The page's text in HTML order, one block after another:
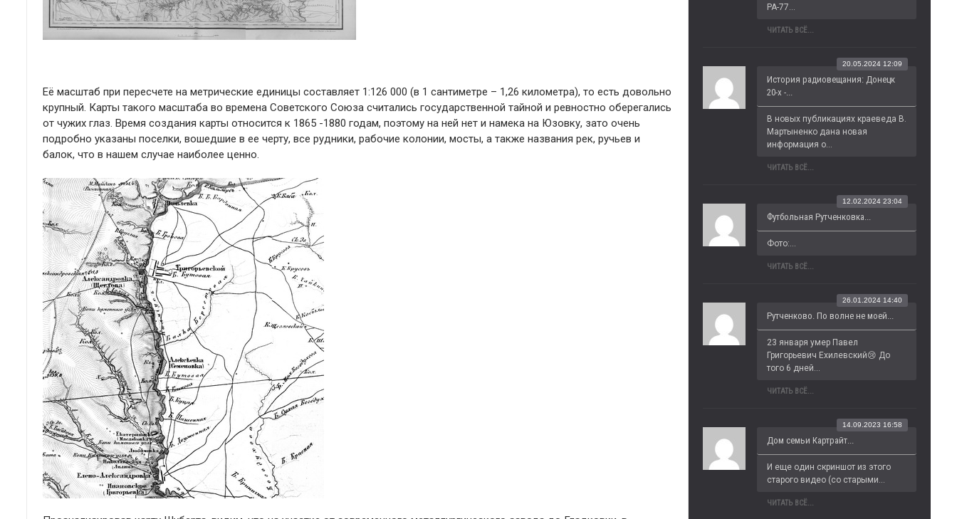
Её масштаб при пересчете на метрические единицы составляет 1:126 000 (в 1 сантиметре – 1,26 километра), то есть довольно
крупный. Карты такого масштаба во времена Советского Союза считались государственной тайной и ревностно оберегались
от чужих глаз. Время создания карты относится к 1865 -1880 годам, поэтому на ней нет и намека на Юзовку, зато очень
подробно указаны поселки, вошедшие в ее черту, все рудники, рабочие колонии, мосты, а также названия рек, ручьев и
балок, что в нашем случае наиболее ценно.
РА-77...
ЧИТАТЬ ВСЁ...
История радиовещания: Донецк
20-х -...
20.05.2024 12:09
В новых публикациях краеведа В.
Мартыненко дана новая
информация о...
ЧИТАТЬ ВСЁ...
Футбольная Рутченковка...
12.02.2024 23:04
Фото:...
ЧИТАТЬ ВСЁ...
Рутченково. По волне не моей...
26.01.2024 14:40
23 января умер Павел
Григорьевич Ехилевский😢 До
того 6 дней...
ЧИТАТЬ ВСЁ...
Дом семьи Картрайт...
14.09.2023 16:58
И еще один скриншот из этого
старого видео (со старыми...
ЧИТАТЬ ВСЁ...